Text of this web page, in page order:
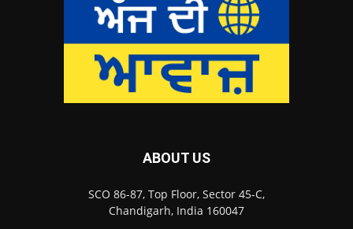
ABOUT US
SCO 86-87, Top Floor, Sector 45-C,
Chandigarh, India 160047